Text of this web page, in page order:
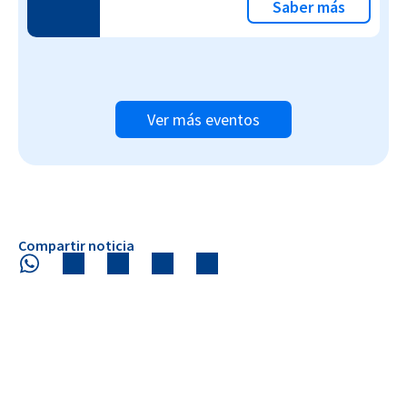
Saber más
Ver más eventos
Compartir noticia